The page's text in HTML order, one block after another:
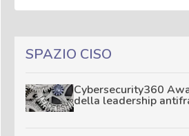
SPAZIO CISO
Cybersecurity360
della leadership